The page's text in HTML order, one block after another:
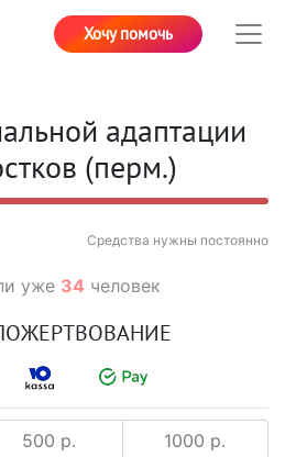
Хочу помочь
адаптации
(перм.)
Средства нужны постоянно
уже 34 человек
500 р. 1000 р.